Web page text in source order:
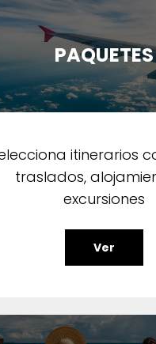
PAQUETES
itinerarios
traslados,
excursiones
Ver